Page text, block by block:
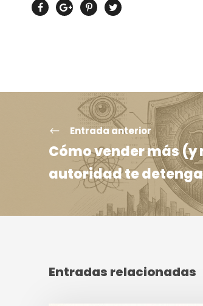
Entrada anterior
Cómo vender más (y
autoridad te detenga
Entradas relacionadas